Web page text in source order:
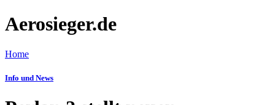
Aerosieger.de
Home
Info und News